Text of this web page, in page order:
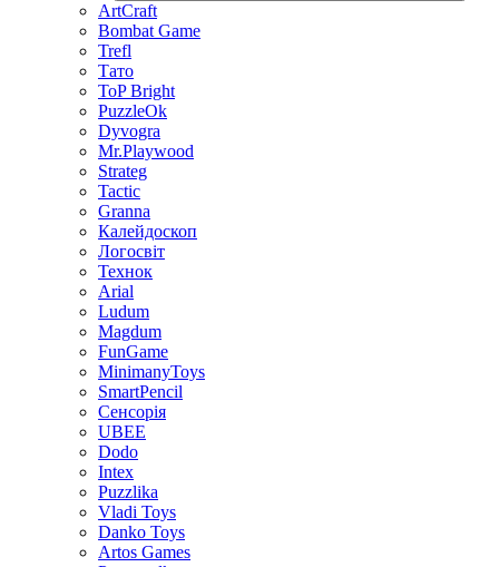
ArtCraft
Bombat Game
Trefl
Тато
ToP Bright
PuzzleOk
Dyvogra
Mr.Playwood
Strateg
Tactic
Granna
Калейдоскоп
Логосвіт
Технок
Arial
Ludum
Magdum
FunGame
MinimanyToys
SmartPencil
Сенсорія
UBEE
Dodo
Intex
Puzzlika
Vladi Toys
Danko Toys
Artos Games